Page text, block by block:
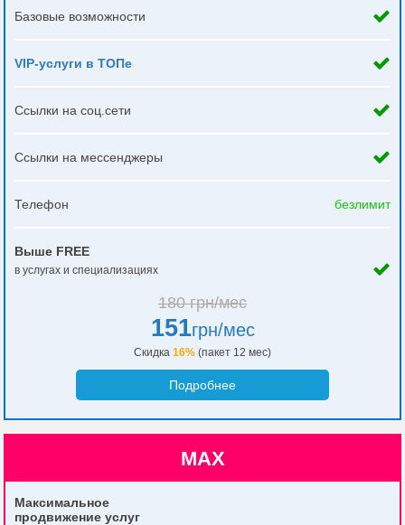
Базовые возможности
VIP-услуги в ТОПе
Ссылки на соц.сети
Ссылки на мессенджеры
Телефон безлимит
Выше FREE
в услугах и специализациях
180 грн/мес
151грн/мес
Скидка 16% (пакет 12 мес)
Подробнее
MAX
Максимальное
продвижение услуг